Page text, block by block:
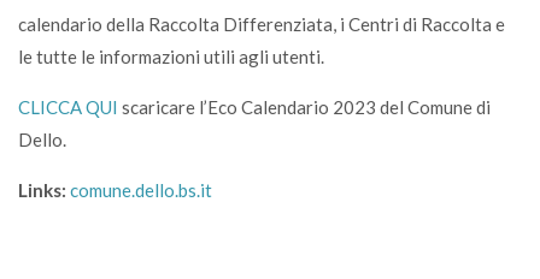
calendario della Raccolta Differenziata, i Centri di Raccolta e
le tutte le informazioni utili agli utenti.
CLICCA QUI scaricare l’Eco Calendario 2023 del Comune di
Dello.
Links: comune.dello.bs.it